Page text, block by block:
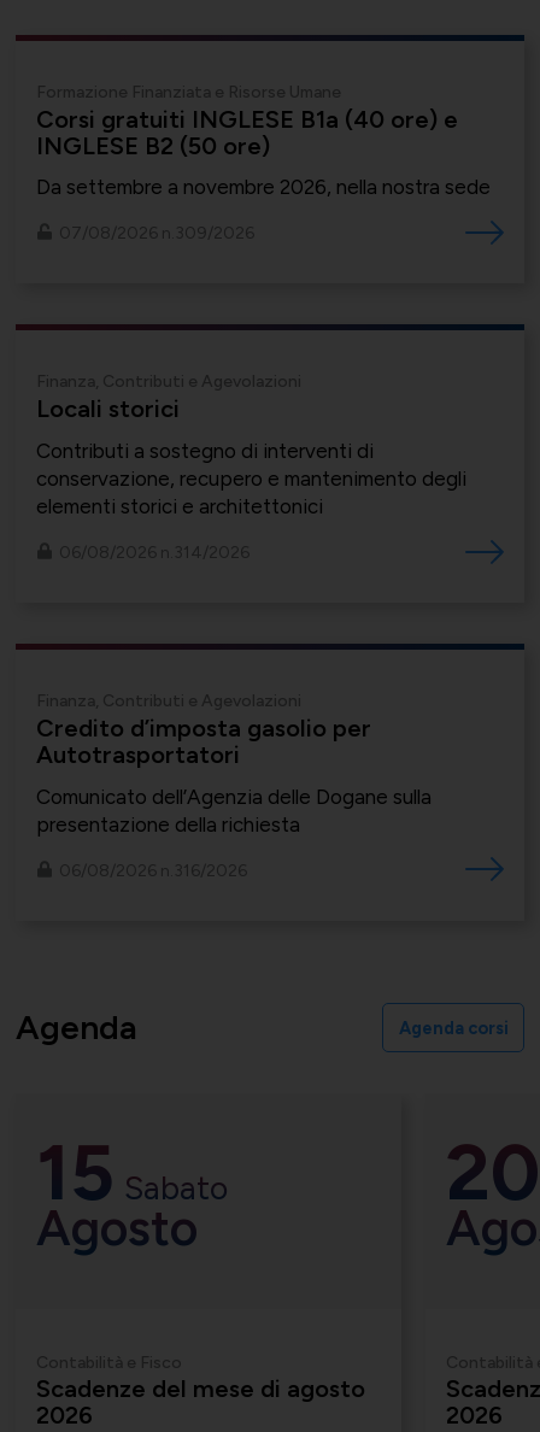
Formazione Finanziata e Risorse Umane
Corsi gratuiti INGLESE B1a (40 ore) e
INGLESE B2 (50 ore)
Da settembre a novembre 2026, nella nostra sede
07/08/2026 n.309/2026
Finanza, Contributi e Agevolazioni
Locali storici
Contributi a sostegno di interventi di
conservazione, recupero e mantenimento degli
elementi storici e architettonici
06/08/2026 n.314/2026
Finanza, Contributi e Agevolazioni
Credito d’imposta gasolio per
Autotrasportatori
Comunicato dell’Agenzia delle Dogane sulla
presentazione della richiesta
06/08/2026 n.316/2026
Agenda Agenda corsi
15 Sabato
Agosto
Contabilità e Fisco
Scadenze del mese di agosto
2026
20
Contabilità
2026
Gruppo Giovani
Altre partecipazioni societarie
Certificazioni
Comunicati Stampa
Associarsi
Momenti di vita associativa
UNIONCHIMICA
Unimatica
UNIONALIMENTARI
Turismo e Cultura
UNIONSERVIZI
Varie
Formazione finanziata e risorse
umane
Lavoro e relazioni industriali
Qualità, sicurezza e ambiente
Energia e sostenibilità
Supporto tecnico-giuridico